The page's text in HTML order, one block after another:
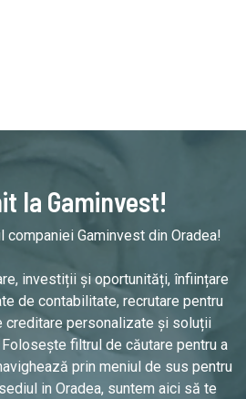
la Gaminvest!
companiei Gaminvest din Oradea!
investiții și oportunități, înființare
de contabilitate, recrutare pentru
creditare personalizate și soluții
filtrul de căutare pentru a
prin meniul de sus pentru
in Oradea, suntem aici să te